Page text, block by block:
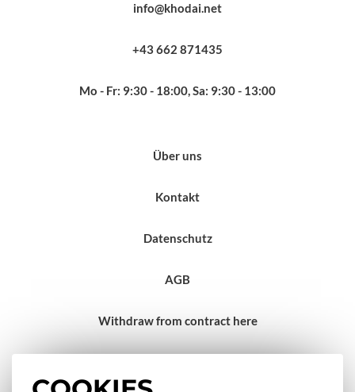
info@khodai.net
+43 662 871435
Mo - Fr: 9:30 - 18:00, Sa: 9:30 - 13:00
Über uns
Kontakt
Datenschutz
AGB
Withdraw from contract here